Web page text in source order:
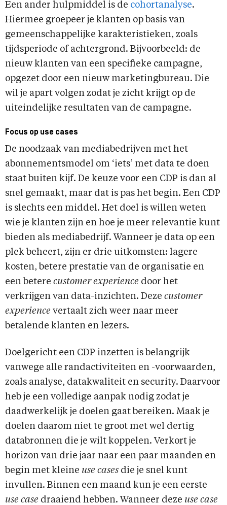
Een ander hulpmiddel is de cohortanalyse.
Hiermee groepeer je klanten op basis van
gemeenschappelijke karakteristieken, zoals
tijdsperiode of achtergrond. Bijvoorbeeld: de
nieuw klanten van een specifieke campagne,
opgezet door een nieuw marketingbureau. Die
wil je apart volgen zodat je zicht krijgt op de
uiteindelijke resultaten van de campagne.
Focus op use cases
De noodzaak van mediabedrijven met het
abonnementsmodel om ‘iets’ met data te doen
staat buiten kijf. De keuze voor een CDP is dan al
snel gemaakt, maar dat is pas het begin. Een CDP
is slechts een middel. Het doel is willen weten
wie je klanten zijn en hoe je meer relevantie kunt
bieden als mediabedrijf. Wanneer je data op een
plek beheert, zijn er drie uitkomsten: lagere
kosten, betere prestatie van de organisatie en
een betere customer experience door het
verkrijgen van data-inzichten. Deze customer
experience vertaalt zich weer naar meer
betalende klanten en lezers.
Doelgericht een CDP inzetten is belangrijk
vanwege alle randactiviteiten en -voorwaarden,
zoals analyse, datakwaliteit en security. Daarvoor
heb je een volledige aanpak nodig zodat je
daadwerkelijk je doelen gaat bereiken. Maak je
doelen daarom niet te groot met wel dertig
databronnen die je wilt koppelen. Verkort je
horizon van drie jaar naar een paar maanden en
begin met kleine use cases die je snel kunt
invullen. Binnen een maand kun je een eerste
use case draaiend hebben. Wanneer deze use case